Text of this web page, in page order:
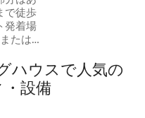
で徒歩
発着場
たはマ
キュ
チン、
の階に
るクイ
ドの物件です。
ハウスで人気の
設備